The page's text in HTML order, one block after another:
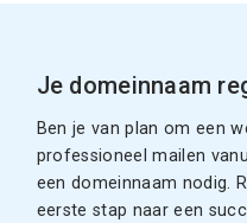
Je domeinnaam
Ben je van plan om een
professioneel mailen
een domeinnaam nodig.
eerste stap naar een